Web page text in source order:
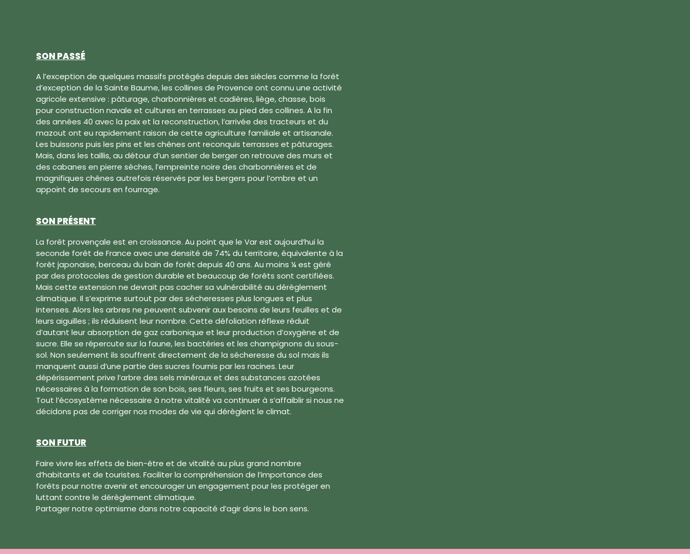
SON PASSÉ
A l’exception de quelques massifs protégés depuis des siècles comme la forêt
d’exception de la Sainte Baume, les collines de Provence ont connu une activité
agricole extensive : pâturage, charbonnières et cadières, liège, chasse, bois
pour construction navale et cultures en terrasses au pied des collines. A la fin
des années 40 avec la paix et la reconstruction, l’arrivée des tracteurs et du
mazout ont eu rapidement raison de cette agriculture familiale et artisanale.
Les buissons puis les pins et les chênes ont reconquis terrasses et pâturages.
Mais, dans les taillis, au détour d’un sentier de berger on retrouve des murs et
des cabanes en pierre sèches, l’empreinte noire des charbonnières et de
magnifiques chênes autrefois réservés par les bergers pour l’ombre et un
appoint de secours en fourrage.
SON PRÉSENT
La forêt provençale est en croissance. Au point que le Var est aujourd’hui la
seconde forêt de France avec une densité de 74% du territoire, équivalente à la
forêt japonaise, berceau du bain de forêt depuis 40 ans. Au moins ¼ est géré
par des protocoles de gestion durable et beaucoup de forêts sont certifiées.
Mais cette extension ne devrait pas cacher sa vulnérabilité au dérèglement
climatique. Il s’exprime surtout par des sécheresses plus longues et plus
intenses. Alors les arbres ne peuvent subvenir aux besoins de leurs feuilles et de
leurs aiguilles ; ils réduisent leur nombre. Cette défoliation réflexe réduit
d’autant leur absorption de gaz carbonique et leur production d’oxygène et de
sucre. Elle se répercute sur la faune, les bactéries et les champignons du sous-
sol. Non seulement ils souffrent directement de la sécheresse du sol mais ils
manquent aussi d’une partie des sucres fournis par les racines. Leur
dépérissement prive l’arbre des sels minéraux et des substances azotées
nécessaires à la formation de son bois, ses fleurs, ses fruits et ses bourgeons.
Tout l’écosystème nécessaire à notre vitalité va continuer à s’affaiblir si nous ne
décidons pas de corriger nos modes de vie qui dérèglent le climat.
SON FUTUR
Faire vivre les effets de bien-être et de vitalité au plus grand nombre
d’habitants et de touristes. Faciliter la compréhension de l’importance des
forêts pour notre avenir et encourager un engagement pour les protéger en
luttant contre le dérèglement climatique.
Partager notre optimisme dans notre capacité d’agir dans le bon sens.